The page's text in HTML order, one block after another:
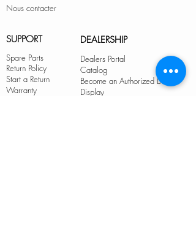
Nous contacter
SUPPORT
Spare Parts
Return Policy
Start a Return
Warranty
DEALERSHIP
Dealers Portal
Catalog
Become an Authorized Dealer
Display